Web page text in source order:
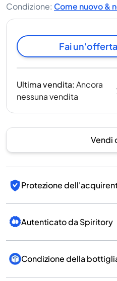
Condizione: Come nuovo &
Fai
Ultima vendita:Ancora
nessuna vendita
Vendi
Protezione
Autenticato da Spiritory
Condizione della